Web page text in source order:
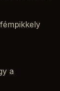
a